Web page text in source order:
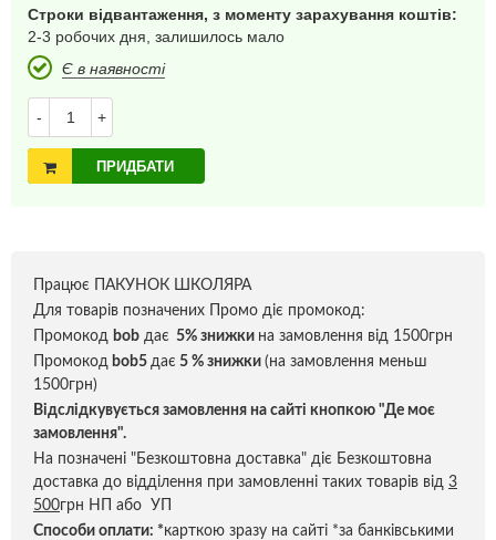
Строки відвантаження, з моменту зарахування коштів:
2-3 робочих дня, залишилось мало
Є в наявності
- +
ПРИДБАТИ
Працює ПАКУНОК ШКОЛЯРА
Для товарів позначених Промо діє промокод:
Промокод bob дає 5% знижки на замовлення від 1500грн
Промокод bob5 дає 5 % знижки (на замовлення меньш
1500грн)
Відслідкувується замовлення на сайті кнопкою "Де моє
замовлення".
На позначені "Безкоштовна доставка" діє Безкоштовна
доставка до відділення при замовленні таких товарів від 3
500грн НП або УП
Способи оплати: *карткою зразу на сайті *за банківськими